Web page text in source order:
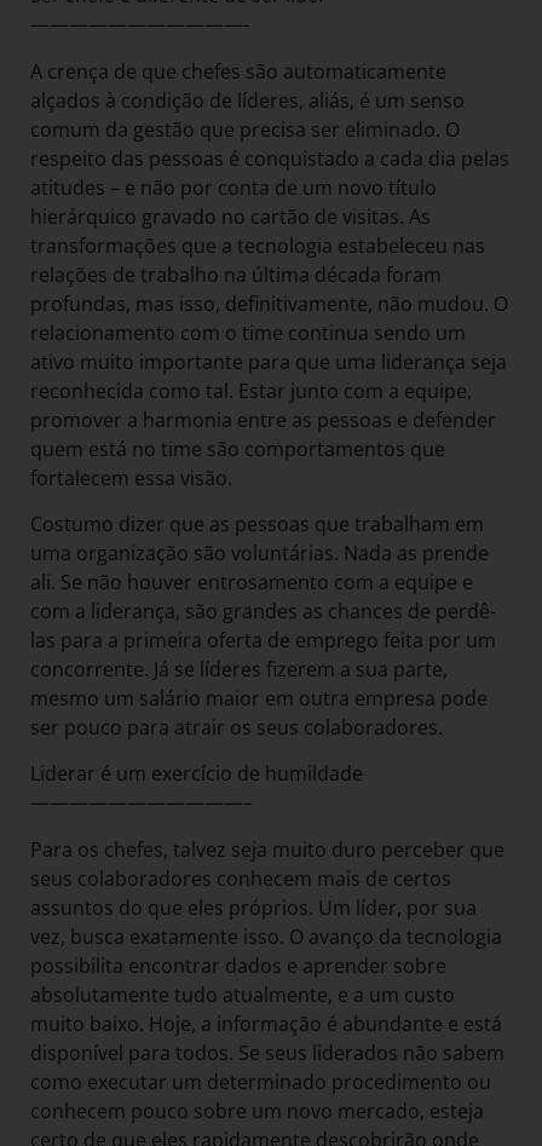
———————————-
A crença de que chefes são automaticamente
alçados à condição de líderes, aliás, é um senso
comum da gestão que precisa ser eliminado. O
respeito das pessoas é conquistado a cada dia pelas
atitudes – e não por conta de um novo título
hierárquico gravado no cartão de visitas. As
transformações que a tecnologia estabeleceu nas
relações de trabalho na última década foram
profundas, mas isso, definitivamente, não mudou. O
relacionamento com o time continua sendo um
ativo muito importante para que uma liderança seja
reconhecida como tal. Estar junto com a equipe,
promover a harmonia entre as pessoas e defender
quem está no time são comportamentos que
fortalecem essa visão.
Costumo dizer que as pessoas que trabalham em
uma organização são voluntárias. Nada as prende
ali. Se não houver entrosamento com a equipe e
com a liderança, são grandes as chances de perdê-
las para a primeira oferta de emprego feita por um
concorrente. Já se líderes fizerem a sua parte,
mesmo um salário maior em outra empresa pode
ser pouco para atrair os seus colaboradores.
Liderar é um exercício de humildade
———————————–
Para os chefes, talvez seja muito duro perceber que
seus colaboradores conhecem mais de certos
assuntos do que eles próprios. Um líder, por sua
vez, busca exatamente isso. O avanço da tecnologia
possibilita encontrar dados e aprender sobre
absolutamente tudo atualmente, e a um custo
muito baixo. Hoje, a informação é abundante e está
disponível para todos. Se seus liderados não sabem
como executar um determinado procedimento ou
conhecem pouco sobre um novo mercado, esteja
certo de que eles rapidamente descobrirão onde